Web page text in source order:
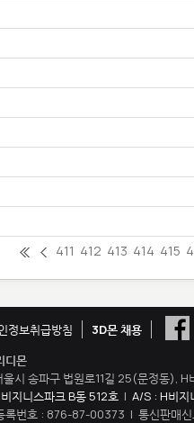
411 412 413 414 415
정보취급방침
3D몬 채용
디몬
울시 송파구 법원로11길 25(문정동),
지니스파크 B동 512호 | A/S : H비지
록번호 : 876-87-00373 | 통신판매